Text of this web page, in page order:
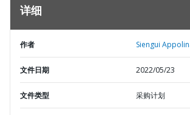
详细
作者 Siengui
文件日期 2022/05/23
文件类型 采购计划